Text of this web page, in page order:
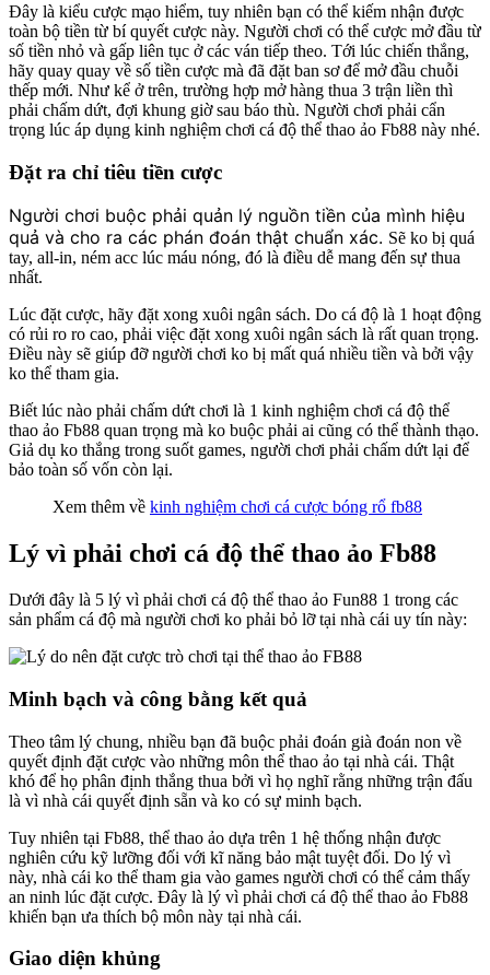
Đây là kiểu cược mạo hiểm, tuy nhiên bạn có thể kiếm nhận được
toàn bộ tiền từ bí quyết cược này. Người chơi có thể cược mở đầu từ
số tiền nhỏ và gấp liên tục ở các ván tiếp theo. Tới lúc chiến thắng,
hãy quay quay về số tiền cược mà đã đặt ban sơ để mở đầu chuỗi
thếp mới. Như kể ở trên, trường hợp mở hàng thua 3 trận liền thì
phải chấm dứt, đợi khung giờ sau báo thù. Người chơi phải cẩn
trọng lúc áp dụng kinh nghiệm chơi cá độ thể thao ảo Fb88 này nhé.
Đặt ra chỉ tiêu tiền cược
Người chơi buộc phải quản lý nguồn tiền của mình hiệu
quả và cho ra các phán đoán thật chuẩn xác. Sẽ ko bị quá
tay, all-in, ném acc lúc máu nóng, đó là điều dễ mang đến sự thua
nhất.
Lúc đặt cược, hãy đặt xong xuôi ngân sách. Do cá độ là 1 hoạt động
có rủi ro ro cao, phải việc đặt xong xuôi ngân sách là rất quan trọng.
Điều này sẽ giúp đỡ người chơi ko bị mất quá nhiều tiền và bởi vậy
ko thể tham gia.
Biết lúc nào phải chấm dứt chơi là 1 kinh nghiệm chơi cá độ thể
thao ảo Fb88 quan trọng mà ko buộc phải ai cũng có thể thành thạo.
Giả dụ ko thắng trong suốt games, người chơi phải chấm dứt lại để
bảo toàn số vốn còn lại.
Xem thêm về kinh nghiệm chơi cá cược bóng rổ fb88
Lý vì phải chơi cá độ thể thao ảo Fb88
Dưới đây là 5 lý vì phải chơi cá độ thể thao ảo Fun88 1 trong các
sản phẩm cá độ mà người chơi ko phải bỏ lỡ tại nhà cái uy tín này:
Minh bạch và công bằng kết quả
Theo tâm lý chung, nhiều bạn đã buộc phải đoán già đoán non về
quyết định đặt cược vào những môn thể thao ảo tại nhà cái. Thật
khó để họ phân định thắng thua bởi vì họ nghĩ rằng những trận đấu
là vì nhà cái quyết định sẵn và ko có sự minh bạch.
Tuy nhiên tại Fb88, thể thao ảo dựa trên 1 hệ thống nhận được
nghiên cứu kỹ lưỡng đối với kĩ năng bảo mật tuyệt đối. Do lý vì
này, nhà cái ko thể tham gia vào games người chơi có thể cảm thấy
an ninh lúc đặt cược. Đây là lý vì phải chơi cá độ thể thao ảo Fb88
khiến bạn ưa thích bộ môn này tại nhà cái.
Giao diện khủng